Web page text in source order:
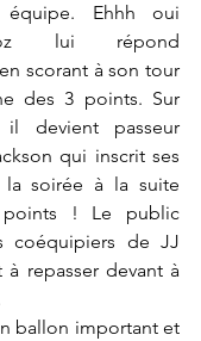
Ehhh oui
lui répond
scorant à son tour
des 3 points. Sur
il devient passeur
qui inscrit ses
soirée à la suite
! Le public
coéquipiers de JJ
à repasser devant à
ballon important et